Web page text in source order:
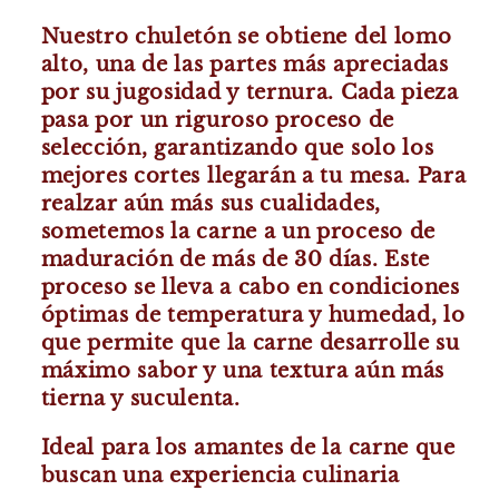
Nuestro chuletón se obtiene del lomo
alto, una de las partes más apreciadas
por su jugosidad y ternura. Cada pieza
pasa por un riguroso proceso de
selección, garantizando que solo los
mejores cortes llegarán a tu mesa. Para
realzar aún más sus cualidades,
sometemos la carne a un proceso de
maduración de más de 30 días. Este
proceso se lleva a cabo en condiciones
óptimas de temperatura y humedad, lo
que permite que la carne desarrolle su
máximo sabor y una textura aún más
tierna y suculenta.
Ideal para los amantes de la carne que
buscan una experiencia culinaria